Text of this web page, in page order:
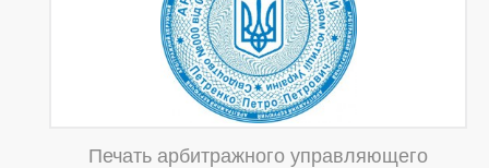
Печать арбитражного управляющего